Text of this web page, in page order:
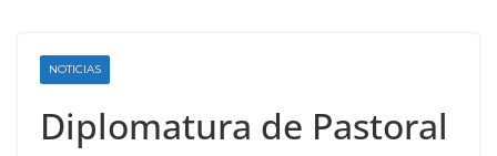
NOTICIAS
Diplomatura de Pastoral